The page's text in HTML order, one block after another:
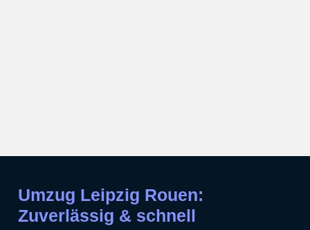
Umzug Leipzig Rouen:
Zuverlässig & schnell